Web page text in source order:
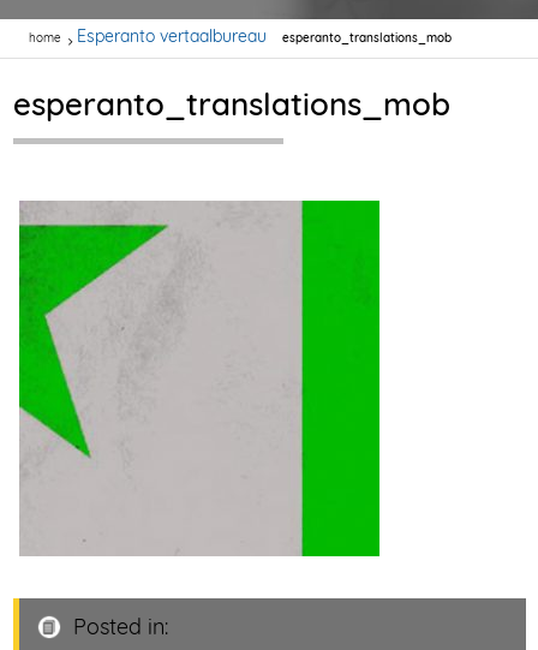
home Esperanto vertaalbureau esperanto_translations_mob
esperanto_translations_mob
Posted in: